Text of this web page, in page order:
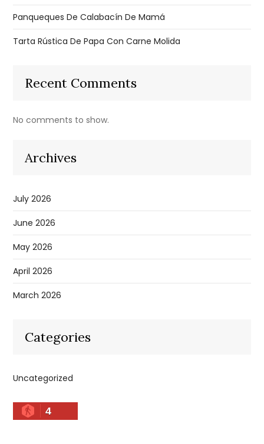
Panqueques De Calabacín De Mamá
Tarta Rústica De Papa Con Carne Molida
Recent Comments
No comments to show.
Archives
July 2026
June 2026
May 2026
April 2026
March 2026
Categories
Uncategorized
4